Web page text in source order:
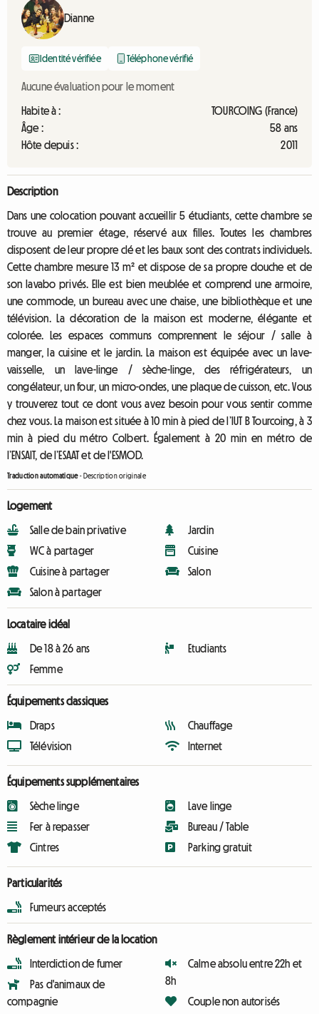
Dianne
Identité vérifiée Téléphone vérifié
Aucune évaluation pour le moment
Habite à :
TOURCOING (France)
Âge :
58 ans
Hôte depuis :
2011
Description
Dans une colocation pouvant accueillir 5 étudiants, cette chambre se
trouve au premier étage, réservé aux filles. Toutes les chambres
disposent de leur propre clé et les baux sont des contrats individuels.
Cette chambre mesure 13 m² et dispose de sa propre douche et de
son lavabo privés. Elle est bien meublée et comprend une armoire,
une commode, un bureau avec une chaise, une bibliothèque et une
télévision. La décoration de la maison est moderne, élégante et
colorée. Les espaces communs comprennent le séjour / salle à
manger, la cuisine et le jardin. La maison est équipée avec un lave-
vaisselle, un lave-linge / sèche-linge, des réfrigérateurs, un
congélateur, un four, un micro-ondes, une plaque de cuisson, etc. Vous
y trouverez tout ce dont vous avez besoin pour vous sentir comme
chez vous. La maison est située à 10 min à pied de l’IUT B Tourcoing, à 3
min à pied du métro Colbert. Également à 20 min en métro de
l’ENSAIT, de l’ESAAT et de l'ESMOD.
Traduction automatique- Description originale
Logement
Salle de bain privative
WC à partager
Cuisine à partager
Salon à partager
Jardin
Cuisine
Salon
Locataire idéal
De 18 à 26 ans
Femme
Etudiants
Équipements classiques
Draps
Télévision
Chauffage
Internet
Équipements supplémentaires
Sèche linge
Fer à repasser
Cintres
Lave linge
Bureau / Table
Parking gratuit
Particularités
Fumeurs acceptés
Règlement intérieur de la location
Interdiction de fumer
Pas d'animaux de
compagnie
Calme absolu entre 22h et
8h
Couple non autorisés